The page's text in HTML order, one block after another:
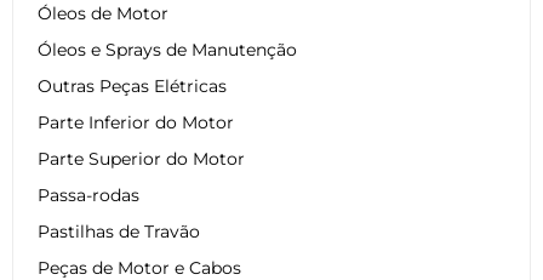
Óleos de Motor
Óleos e Sprays de Manutenção
Outras Peças Elétricas
Parte Inferior do Motor
Parte Superior do Motor
Passa-rodas
Pastilhas de Travão
Peças de Motor e Cabos